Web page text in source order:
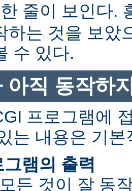
한 줄이 보인다.
하는 것을 보았
수 있다.
아직 동작하
프로그램에
는 내용은 기
램의 출력
든 것이 잘 동